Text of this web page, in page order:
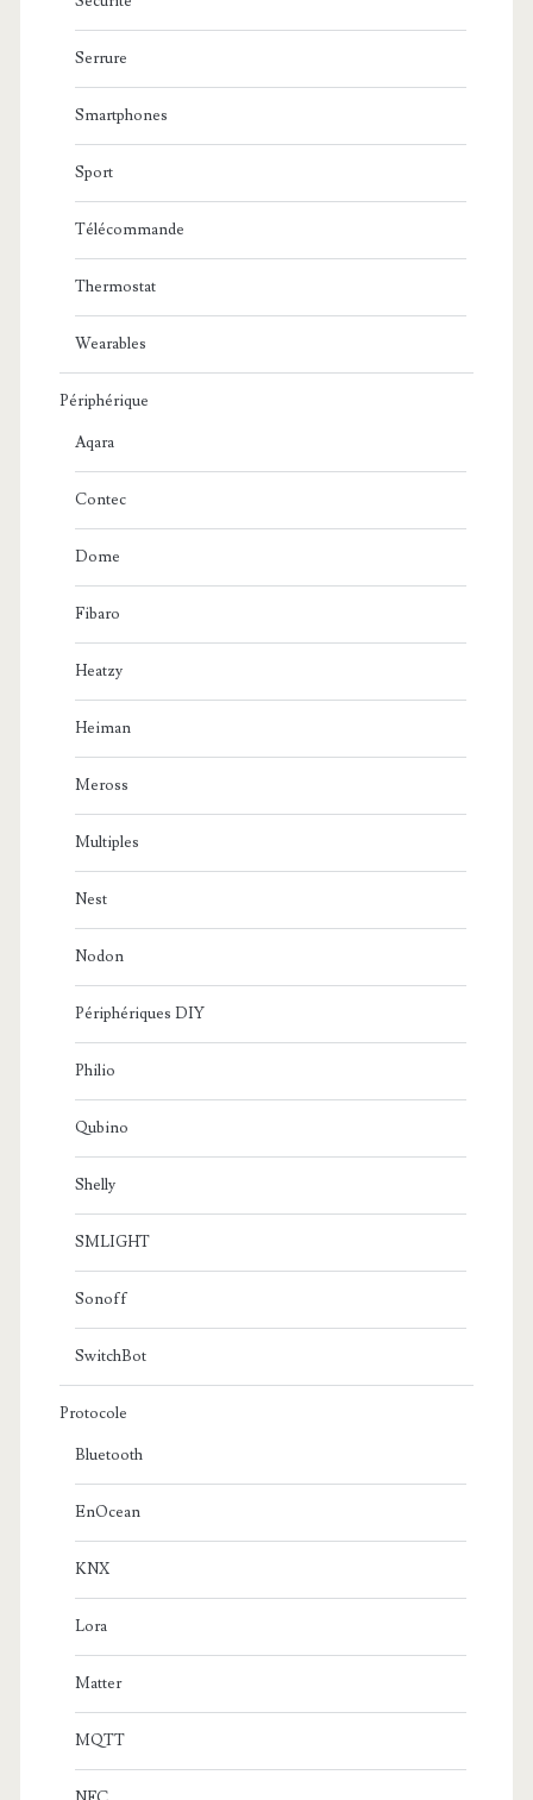
Serrure
Smartphones
Sport
Télécommande
Thermostat
Wearables
Périphérique
Aqara
Contec
Dome
Fibaro
Heatzy
Heiman
Meross
Multiples
Nest
Nodon
Périphériques DIY
Philio
Qubino
Shelly
SMLIGHT
Sonoff
SwitchBot
Protocole
Bluetooth
EnOcean
KNX
Lora
Matter
MQTT